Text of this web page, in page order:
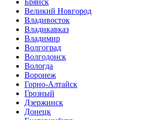
Великий Новгород
Владивосток
Владикавказ
Владимир
Волгоград
Волгодонск
Вологда
Воронеж
Горно-Алтайск
Грозный
Дзержинск
Донецк